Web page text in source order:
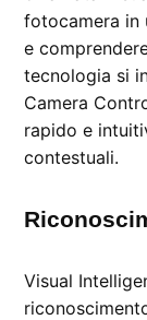
fotocamera in
e
tecnologia si
Camera
rapido e
contestuali.
Visual